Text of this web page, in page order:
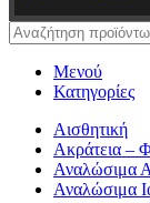
Μενού
Κατηγορίες
Αισθητική
Ακράτεια –
Αναλώσιμα
Αναλώσιμα